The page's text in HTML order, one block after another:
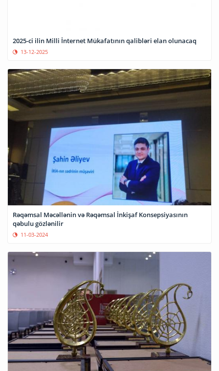
2025-ci ilin Milli İnternet Mükafatının qalibləri elan olunacaq
13-12-2025
Rəqəmsal Məcəllənin və Rəqəmsal İnkişaf Konsepsiyasının
qəbulu gözlənilir
11-03-2024